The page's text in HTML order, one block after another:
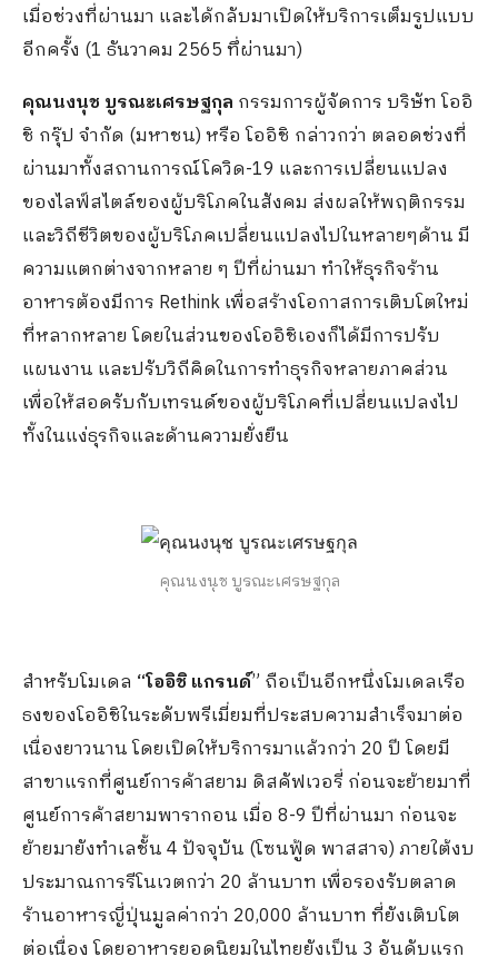
เมื่อช่วงที่ผ่านมา และได้กลับมาเปิดให้บริการเต็มรูปแบบ
อีกครั้ง (1 ธันวาคม 2565 ทึ่ผ่านมา)
คุณนงนุช บูรณะเศรษฐกุล กรรมการผู้จัดการ บริษัท โออิ
ชิ กรุ๊ป จำกัด (มหาชน) หรือ โออิชิ กล่าวกว่า ตลอดช่วงที่
ผ่านมาทั้งสถานการณ์โควิด-19 และการเปลี่ยนแปลง
ของไลฟ์สไตล์ของผู้บริโภคในสังคม ส่งผลให้พฤติกรรม
และวิถีชีวิตของผู้บริโภคเปลี่ยนแปลงไปในหลายๆด้าน มี
ความแตกต่างจากหลาย ๆ ปีที่ผ่านมา ทำให้ธุรกิจร้าน
อาหารต้องมีการ Rethink เพื่อสร้างโอกาสการเติบโตใหม่
ที่หลากหลาย โดยในส่วนของโออิชิเองก็ได้มีการปรับ
แผนงาน และปรับวิถีคิดในการทำธุรกิจหลายภาคส่วน
เพื่อให้สอดรับกับเทรนด์ของผู้บริโภคที่เปลี่ยนแปลงไป
ทั้งในแง่ธุรกิจและด้านความยั่งยืน
คุณนงนุช บูรณะเศรษฐกุล
สำหรับโมเดล “โออิชิ แกรนด์” ถือเป็นอีกหนึ่งโมเดลเรือ
ธงของโออิชิในระดับพรีเมี่ยมที่ประสบความสำเร็จมาต่อ
เนื่องยาวนาน โดยเปิดให้บริการมาแล้วกว่า 20 ปี โดยมี
สาขาแรกที่ศูนย์การค้าสยาม ดิสคัฟเวอรี่ ก่อนจะย้ายมาที่
ศูนย์การค้าสยามพารากอน เมื่อ 8-9 ปีที่ผ่านมา ก่อนจะ
ย้ายมายังทำเลชั้น 4 ปัจจุบัน (โซนฟู้ด พาสสาจ) ภายใต้งบ
ประมาณการรีโนเวตกว่า 20 ล้านบาท เพื่อรองรับตลาด
ร้านอาหารญี่ปุ่นมูลค่ากว่า 20,000 ล้านบาท ที่ยังเติบโต
ต่อเนื่อง โดยอาหารยอดนิยมในไทยยังเป็น 3 อันดับแรก